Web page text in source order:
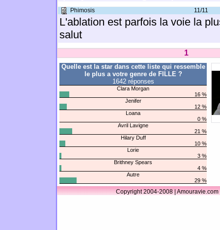
Phimosis 11/11
L'ablation est parfois la voie la
salut
1
Quelle est la star dans cette liste qui ressemble
le plus a votre genre de FILLE ?
1642 réponses
Clara Morgan
16 %
Jenifer
12 %
Loana
0 %
Avril Lavigne
21 %
Hilary Duff
10 %
Lorie
3 %
Brithney Spears
4 %
Autre
29 %
Copyright 2004-2008 |